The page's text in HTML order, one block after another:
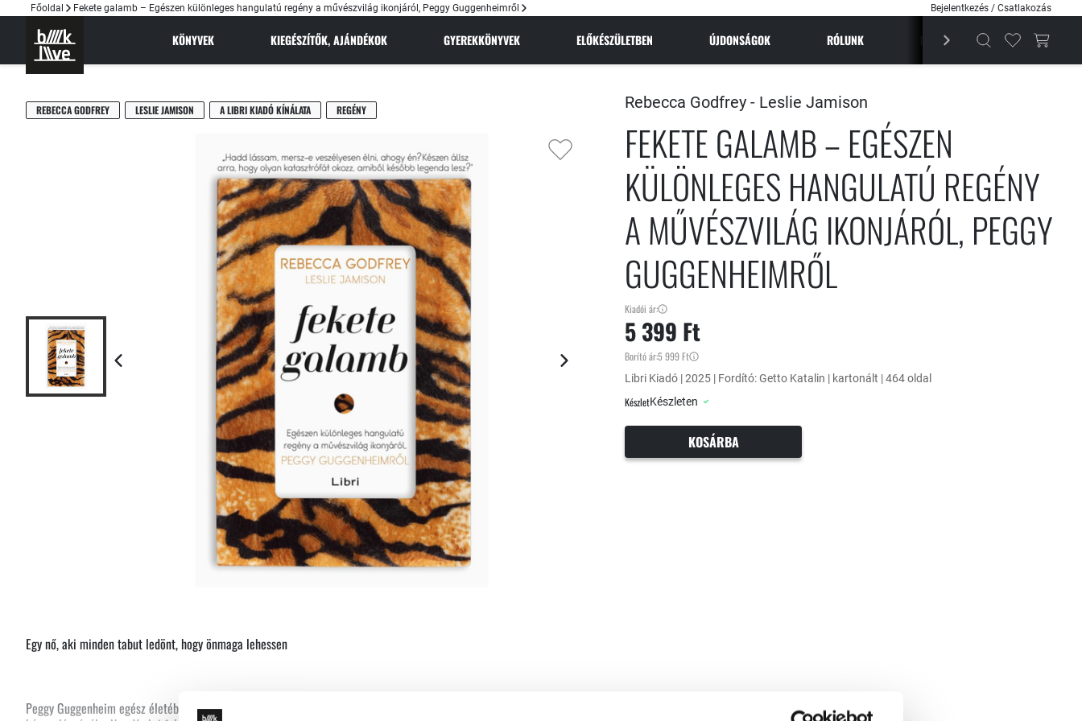
Főoldal Fekete galamb – Egészen különleges hangulatú regény a művészvilág ikonjáról, Peggy Guggenheimről Bejelentkezés / Csatlakozás
KÖNYVEK KIEGÉSZÍTŐK, AJÁNDÉKOK GYEREKKÖNYVEK ELŐKÉSZÜLETBEN ÚJDONSÁGOK RÓLUNK BESTSELLEREK MAGAZIN
REBECCA GODFREY LESLIE JAMISON A LIBRI KIADÓ KÍNÁLATA REGÉNY
Egy nő, aki minden tabut ledönt, hogy önmaga lehessen
Peggy Guggenheim egész életében csak egy dolgot akart: hogy szeressék. Rideg anyját azonban jobban érdeklik
Rebecca Godfrey - Leslie Jamison
FEKETE GALAMB – EGÉSZEN
KÜLÖNLEGES HANGULATÚ REGÉNY
A MŰVÉSZVILÁG IKONJÁRÓL, PEGGY
GUGGENHEIMRŐL
Kiadói ár:
5 399 Ft
Borító ár:5 999 Ft
Libri Kiadó | 2025 | Fordító: Getto Katalin | kartonált | 464 oldal
KészletKészleten
KOSÁRBA